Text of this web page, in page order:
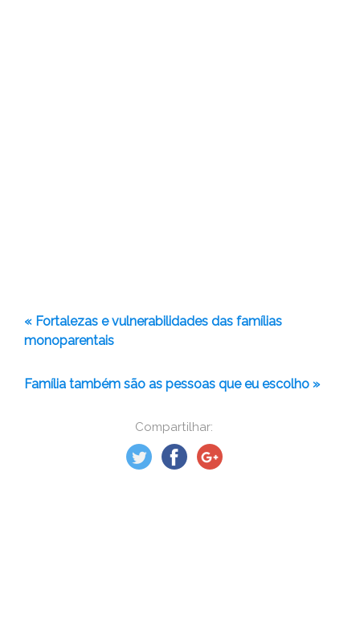
Compartilhar:
« Fortalezas e vulnerabilidades das famílias
monoparentais
Família também são as pessoas que eu escolho »